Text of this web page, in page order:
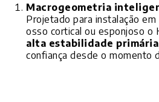
Macrogeometria
Projetado para instalação
osso cortical ou esponjoso o
alta estabilidade primária
confiança desde o momento